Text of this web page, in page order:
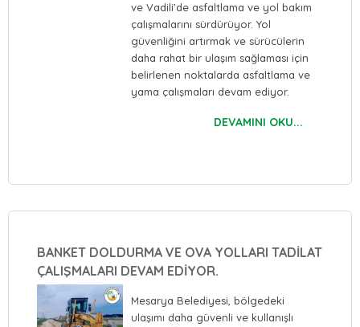
ve Vadili’de asfaltlama ve yol bakım
çalışmalarını sürdürüyor. Yol
güvenliğini artırmak ve sürücülerin
daha rahat bir ulaşım sağlaması için
belirlenen noktalarda asfaltlama ve
yama çalışmaları devam ediyor.
DEVAMINI OKU...
BANKET DOLDURMA VE OVA YOLLARI TADİLAT
ÇALIŞMALARI DEVAM EDİYOR.
Mesarya Belediyesi, bölgedeki
ulaşımı daha güvenli ve kullanışlı